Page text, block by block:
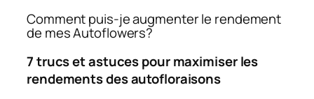
Comment puis-je augmenter le rendement
de mes Autoflowers?
7 trucs et astuces pour maximiser les
rendements des autofloraisons